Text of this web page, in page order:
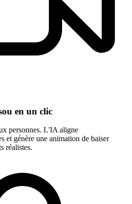
en un clic
personnes. L'IA aligne
et génère une animation de baiser
réalistes.